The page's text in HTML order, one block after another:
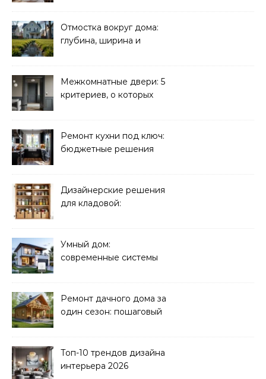
Отмостка вокруг дома:
глубина, ширина и
Межкомнатные двери: 5
критериев, о которых
Ремонт кухни под ключ:
бюджетные решения
Дизайнерские решения
для кладовой:
Умный дом:
современные системы
Ремонт дачного дома за
один сезон: пошаговый
Топ-10 трендов дизайна
интерьера 2026